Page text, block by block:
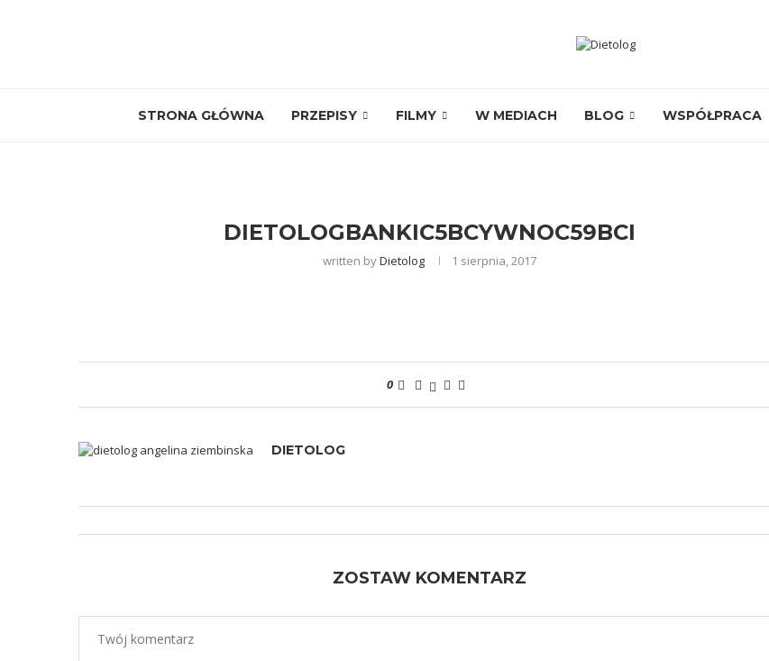
STRONA GŁÓWNA PRZEPISY FILMY W MEDIACH BLOG WSPÓŁPRACA
DIETOLOGBANKIC5BCYWNOC59BCI
written byDietolog 1 sierpnia, 2017
0
DIETOLOG
ZOSTAW KOMENTARZ